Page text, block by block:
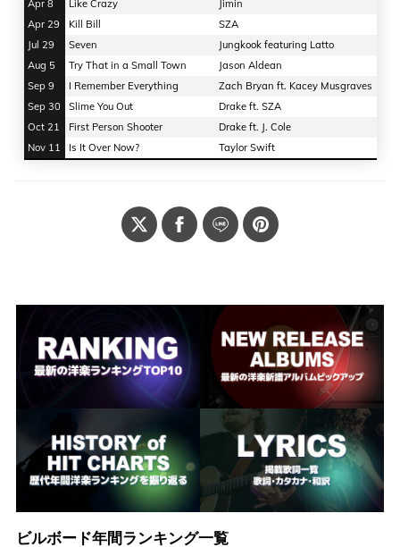
Apr 8 Like Crazy
Jimin
Apr 29
Kill Bill
SZA
Jul 29
Seven
Jungkook featuring Latto
Aug 5
Try That in a Small Town
Jason Aldean
Sep 9
I Remember Everything
Zach Bryan ft. Kacey Musgraves
Sep 30
Slime You Out
Drake ft. SZA
Oct 21
First Person Shooter
Drake ft. J. Cole
Nov 11
Is It Over Now? Taylor Swift
ビルボード年間ランキング一覧